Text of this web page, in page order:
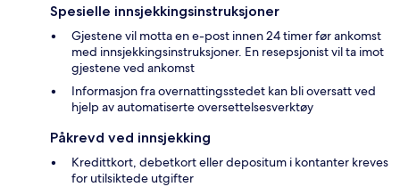
Spesielle innsjekkingsinstruksjoner
Gjestene vil motta en e-post innen 24 timer før ankomst
med innsjekkingsinstruksjoner. En resepsjonist vil ta imot
gjestene ved ankomst
Informasjon fra overnattingsstedet kan bli oversatt ved
hjelp av automatiserte oversettelsesverktøy
Påkrevd ved innsjekking
Kredittkort, debetkort eller depositum i kontanter kreves
for utilsiktede utgifter